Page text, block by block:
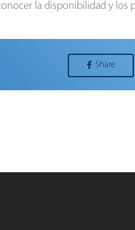
la disponibilidad y los
Share